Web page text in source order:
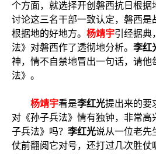
个方面，就选择开创磐西抗日根据
讨论这三名干部一致认定，磐西是
根据地的好地方。 杨靖宇引经据典
法》对磐西作了透彻地分析。 李红
神，情不自禁地冒出一句话，请他
法》。
杨靖宇看是李红光提出来的要
对《孙子兵法》情有独钟，非常高
子兵法》吗？ 李红光说从一位老先
仗前翻阅它对号，还打过几次胜仗